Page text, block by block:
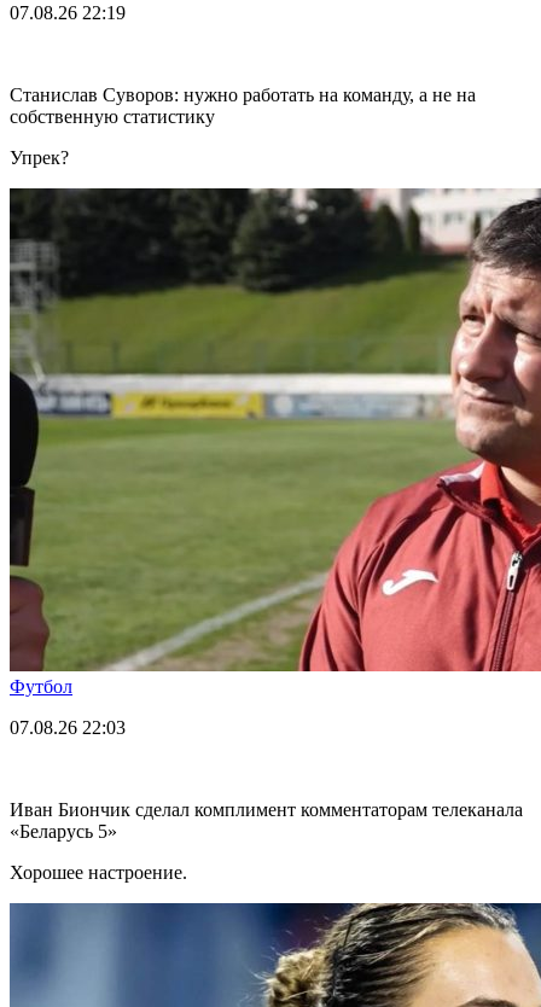
07.08.26 22:19
Станислав Суворов: нужно работать на команду, а не на
собственную статистику
Упрек?
Футбол
07.08.26 22:03
Иван Биончик сделал комплимент комментаторам телеканала
«Беларусь 5»
Хорошее настроение.